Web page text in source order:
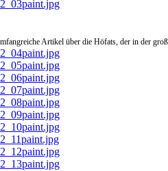
angreiche Artikel über die Höfats, der in der